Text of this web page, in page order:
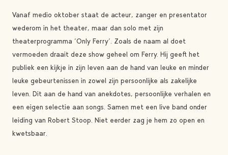
Vanaf medio oktober staat de acteur, zanger en presentator
wederom in het theater, maar dan solo met zijn
theaterprogramma ‘Only Ferry’. Zoals de naam al doet
vermoeden draait deze show geheel om Ferry. Hij geeft het
publiek een kijkje in zijn leven aan de hand van leuke en minder
leuke gebeurtenissen in zowel zijn persoonlijke als zakelijke
leven. Dit aan de hand van anekdotes, persoonlijke verhalen en
een eigen selectie aan songs. Samen met een live band onder
leiding van Robert Stoop. Niet eerder zag je hem zo open en
kwetsbaar.